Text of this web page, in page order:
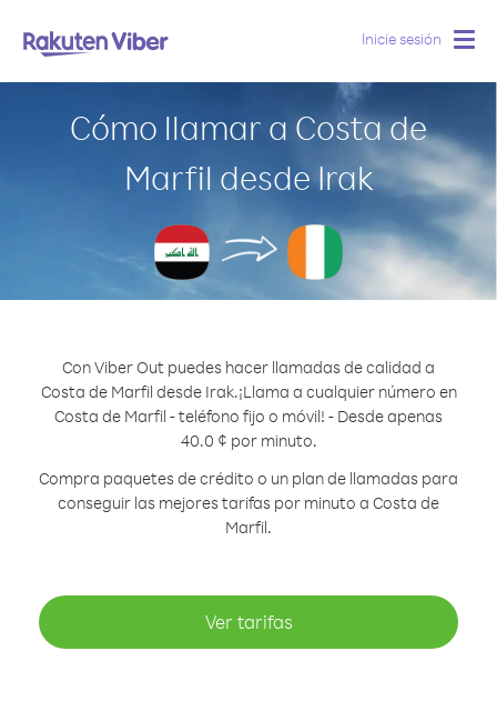
Inicie sesión
Cómo llamar a Costa de
Marfil desde Irak
Con Viber Out puedes hacer llamadas de calidad a
Costa de Marfil desde Irak.¡Llama a cualquier número en
Costa de Marfil - teléfono fijo o móvil! - Desde apenas
40.0 ¢ por minuto.
Compra paquetes de crédito o un plan de llamadas para
conseguir las mejores tarifas por minuto a Costa de
Marfil.
Ver tarifas